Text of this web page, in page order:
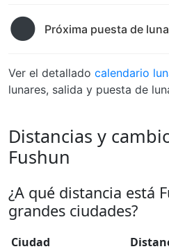
🌑 Próxima puesta de luna
Ver el detallado calendario
lunares, salida y puesta de
Distancias y
Fushun
¿A qué distancia está
grandes ciudades?
Ciudad